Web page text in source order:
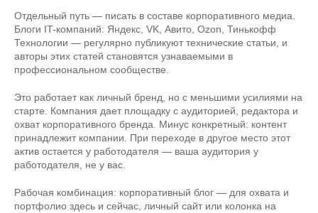
Отдельный путь — писать в составе корпоративного медиа.
Блоги IT-компаний: Яндекс, VK, Авито, Ozon, Тинькофф
Технологии — регулярно публикуют технические статьи, и
авторы этих статей становятся узнаваемыми в
профессиональном сообществе.
Это работает как личный бренд, но с меньшими усилиями на
старте. Компания дает площадку с аудиторией, редактора и
охват корпоративного бренда. Минус конкретный: контент
принадлежит компании. При переходе в другое место этот
актив остается у работодателя — ваша аудитория у
работодателя, не у вас.
Рабочая комбинация: корпоративный блог — для охвата и
портфолио здесь и сейчас, личный сайт или колонка на